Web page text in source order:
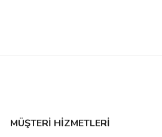
MÜŞTERİ HİZMETLERİ